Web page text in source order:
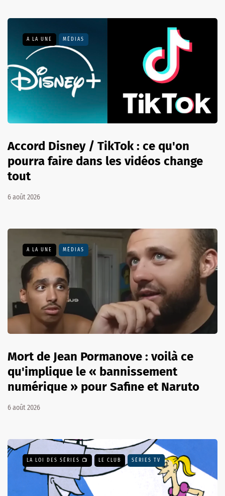
A LA UNE MÉDIAS
Accord Disney / TikTok : ce qu'on
pourra faire dans les vidéos change
tout
6 août 2026
A LA UNE MÉDIAS
Mort de Jean Pormanove : voilà ce
qu'implique le « bannissement
numérique » pour Safine et Naruto
6 août 2026
LA LOI DES SÉRIES 📺 LE CLUB SÉRIES TV